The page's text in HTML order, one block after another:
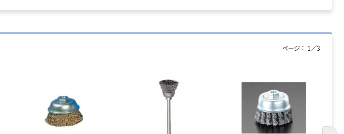
ページ： 1 ／3